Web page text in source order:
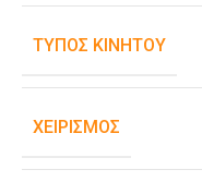
ΤΎΠΟΣ ΚΙΝΗΤΟΎ
ΧΕΙΡΙΣΜΌΣ